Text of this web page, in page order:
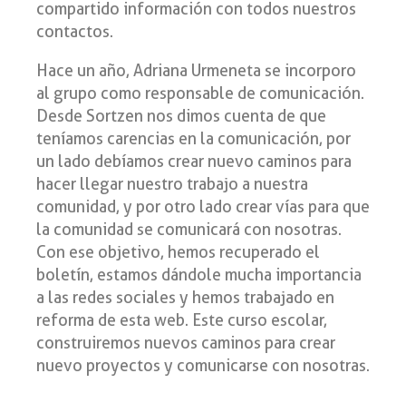
compartido información con todos nuestros
contactos.
Hace un año, Adriana Urmeneta se incorporo
al grupo como responsable de comunicación.
Desde Sortzen nos dimos cuenta de que
teníamos carencias en la comunicación, por
un lado debíamos crear nuevo caminos para
hacer llegar nuestro trabajo a nuestra
comunidad, y por otro lado crear vías para que
la comunidad se comunicará con nosotras.
Con ese objetivo, hemos recuperado el
boletín, estamos dándole mucha importancia
a las redes sociales y hemos trabajado en
reforma de esta web. Este curso escolar,
construiremos nuevos caminos para crear
nuevo proyectos y comunicarse con nosotras.